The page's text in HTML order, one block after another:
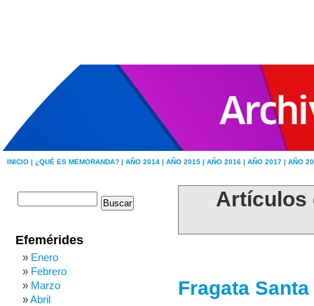
INICIO | ¿QUÉ ES MEMORANDA? | AÑO 2014 | AÑO 2015 | AÑO 2016 | AÑO 2017 | AÑO
Artículos
Fragata
Efemérides
Enero
Febrero
Marzo
Abril